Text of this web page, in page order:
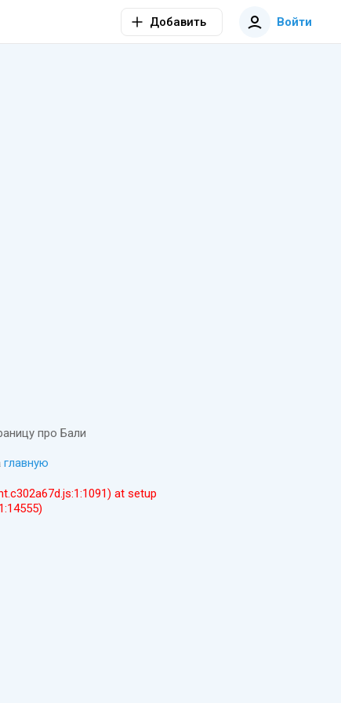
Добавить Войти
про Бали
главную
at setup